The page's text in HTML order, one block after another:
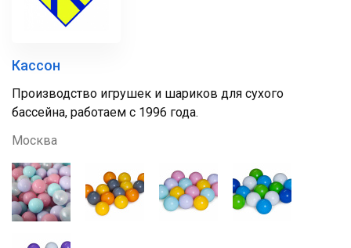
Кассон
Производство игрушек и шариков для сухого
бассейна, работаем с 1996 года.
Москва